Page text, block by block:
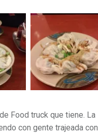
Food truck que tiene. La
con gente trajeada con